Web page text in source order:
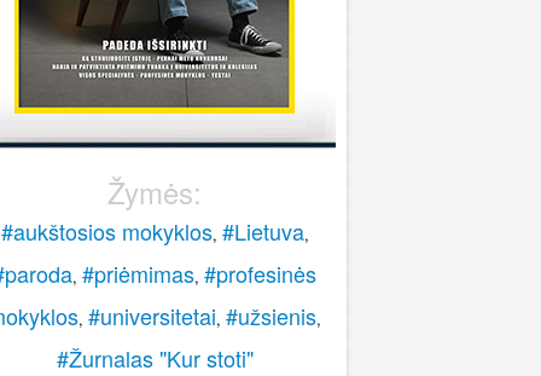
Žymės:
#aukštosios mokyklos, #Lietuva,
, #priėmimas, #profesinės
, #universitetai, #užsienis,
#Žurnalas "Kur stoti"